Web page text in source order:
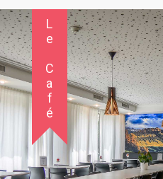
Le Café